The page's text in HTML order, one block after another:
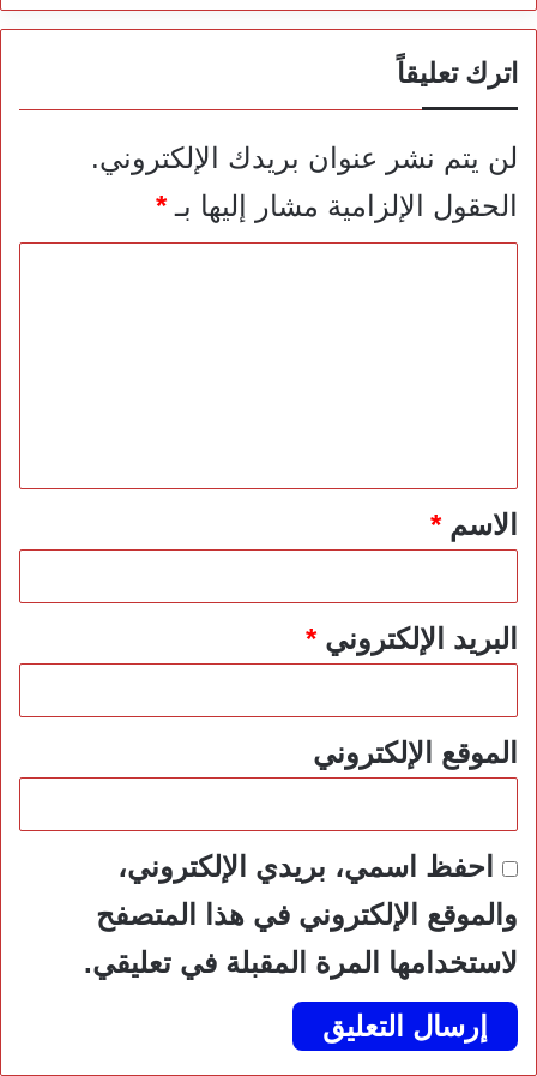
اترك تعليقاً
لن يتم نشر عنوان بريدك الإلكتروني.
الحقول الإلزامية مشار إليها بـ*
*الاسم*
البريد الإلكتروني*
الموقع الإلكتروني
احفظ اسمي، بريدي الإلكتروني،
والموقع الإلكتروني في هذا المتصفح
لاستخدامها المرة المقبلة في تعليقي.